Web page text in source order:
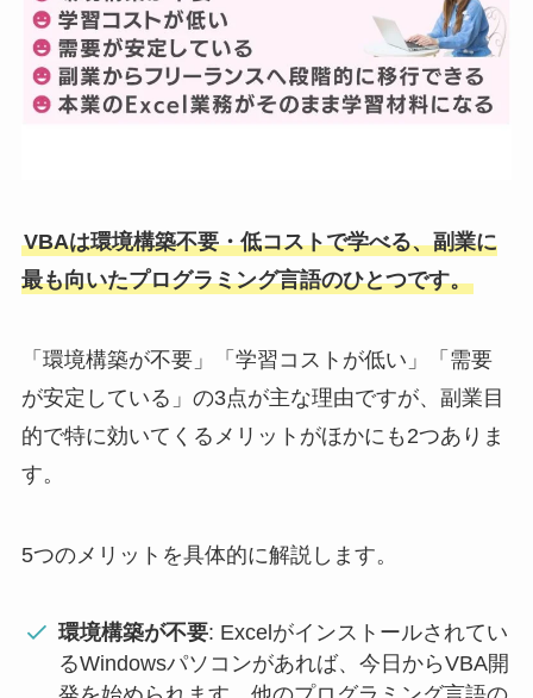
VBAは環境構築不要・低コストで学べる、副業に
最も向いたプログラミング言語のひとつです。
「環境構築が不要」「学習コストが低い」「需要
が安定している」の3点が主な理由ですが、副業目
的で特に効いてくるメリットがほかにも2つありま
す。
5つのメリットを具体的に解説します。
環境構築が不要: Excelがインストールされてい
るWindowsパソコンがあれば、今日からVBA開